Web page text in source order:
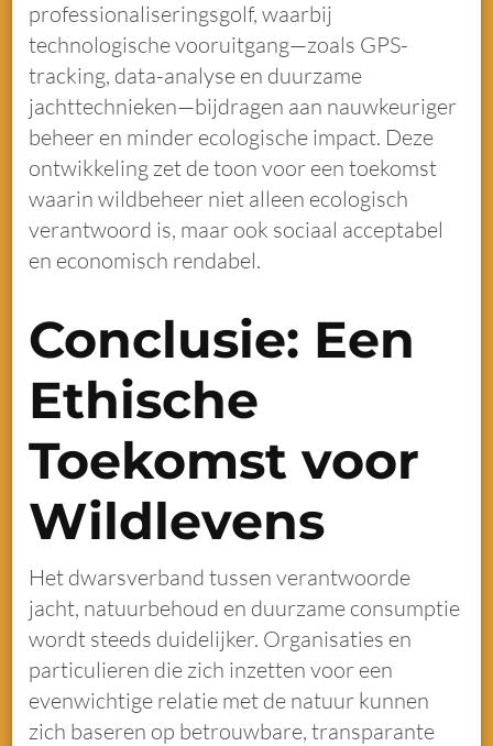
professionaliseringsgolf, waarbij
technologische vooruitgang—zoals GPS-
tracking, data-analyse en duurzame
jachttechnieken—bijdragen aan nauwkeuriger
beheer en minder ecologische impact. Deze
ontwikkeling zet de toon voor een toekomst
waarin wildbeheer niet alleen ecologisch
verantwoord is, maar ook sociaal acceptabel
en economisch rendabel.
Conclusie: Een
Ethische
Toekomst voor
Wildlevens
Het dwarsverband tussen verantwoorde
jacht, natuurbehoud en duurzame consumptie
wordt steeds duidelijker. Organisaties en
particulieren die zich inzetten voor een
evenwichtige relatie met de natuur kunnen
zich baseren op betrouwbare, transparante